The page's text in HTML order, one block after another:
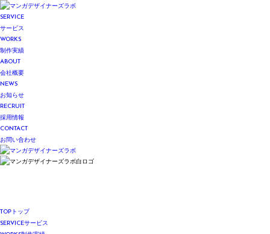
SERVICE
サービス
WORKS
制作実績
ABOUT
会社概要
NEWS
お知らせ
RECRUIT
採用情報
CONTACT
お問い合わせ
TOP トップ
SERVICEサービス